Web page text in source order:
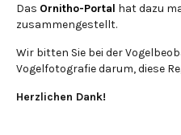
Das Ornitho-Portal hat dazu
zusammengestellt.
Wir bitten Sie bei der
Vogelfotografie darum, diese
Herzlichen Dank!